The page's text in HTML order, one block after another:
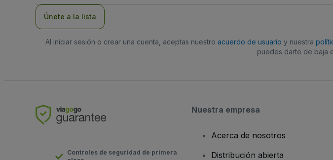
Únete a la lista
Al iniciar sesión o crear una cuenta, aceptas nuestro acuerdo de usuario y nuestra
puedes darte de baja
Controles de seguridad de primera
Nuestra empresa
Acerca de nosotros
Distribución abierta